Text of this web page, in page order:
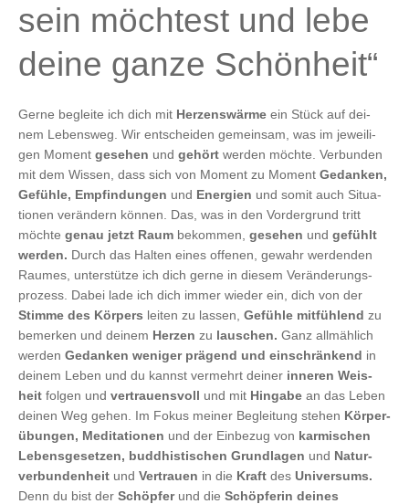
sein möchtest und lebe
deine ganze Schönheit“
Ger­ne beglei­te ich dich mit Her­zens­wär­me ein Stück auf dei­
nem Lebens­weg. Wir ent­schei­den gemein­sam, was im jewei­li­
gen Moment gese­hen und gehört wer­den möch­te. Ver­bun­den
mit dem Wis­sen, dass sich von Moment zu Moment Gedan­ken,
Gefüh­le, Emp­fin­dun­gen und Ener­gien und somit auch Situa­
tio­nen ver­än­dern kön­nen. Das, was in den Vor­der­grund tritt
möch­te genau jetzt Raum bekom­men, gese­hen und gefühlt
wer­den. Durch das Hal­ten eines offe­nen, gewahr wer­den­den
Rau­mes, unter­stüt­ze ich dich ger­ne in die­sem Ver­än­de­rungs­
pro­zess. Dabei lade ich dich immer wie­der ein, dich von der
Stim­me des Kör­pers lei­ten zu las­sen, Gefüh­le mit­füh­lend zu
bemer­ken und dei­nem Her­zen zu lau­schen. Ganz all­mäh­lich
wer­den Gedan­ken weni­ger prä­gend und ein­schrän­kend in
dei­nem Leben und du kannst ver­mehrt dei­ner inne­ren Weis­
heit fol­gen und ver­trau­ens­voll und mit Hin­ga­be an das Leben
dei­nen Weg gehen. Im Fokus mei­ner Beglei­tung ste­hen Kör­per­
übun­gen, Medi­ta­tio­nen und der Ein­be­zug von kar­mi­schen
Lebens­ge­set­zen, bud­dhis­ti­schen Grund­la­gen und Natur­
ver­bun­den­heit und Ver­trau­en in die Kraft des Uni­ver­sums.
Denn du bist der Schöp­fer und die Schöp­fe­rin dei­nes